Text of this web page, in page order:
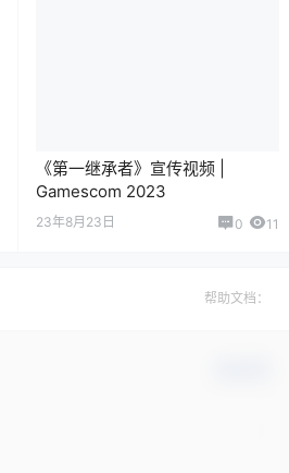
《第一继承者》宣传视频 |
Gamescom 2023
23年8月23日 0 11
帮助文档：